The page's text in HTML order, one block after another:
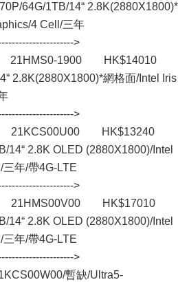
64G/1TB/14“ 2.8K(2880X1800)*
4 Cell/三年
>
21HMS0-1900 HK$14010
2.8K(2880X1800)*網格面/Intel Iris
>
21KCS00U00 HK$13240
14“ 2.8K OLED (2880X1800)/Intel
三年/帶4G-LTE
>
21HMS00V00 HK$17010
14“ 2.8K OLED (2880X1800)/Intel
三年/帶4G-LTE
>
暫缺/Ultra5-